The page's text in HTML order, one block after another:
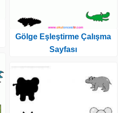
Gölge Eşleştirme Çalışma
Sayfası